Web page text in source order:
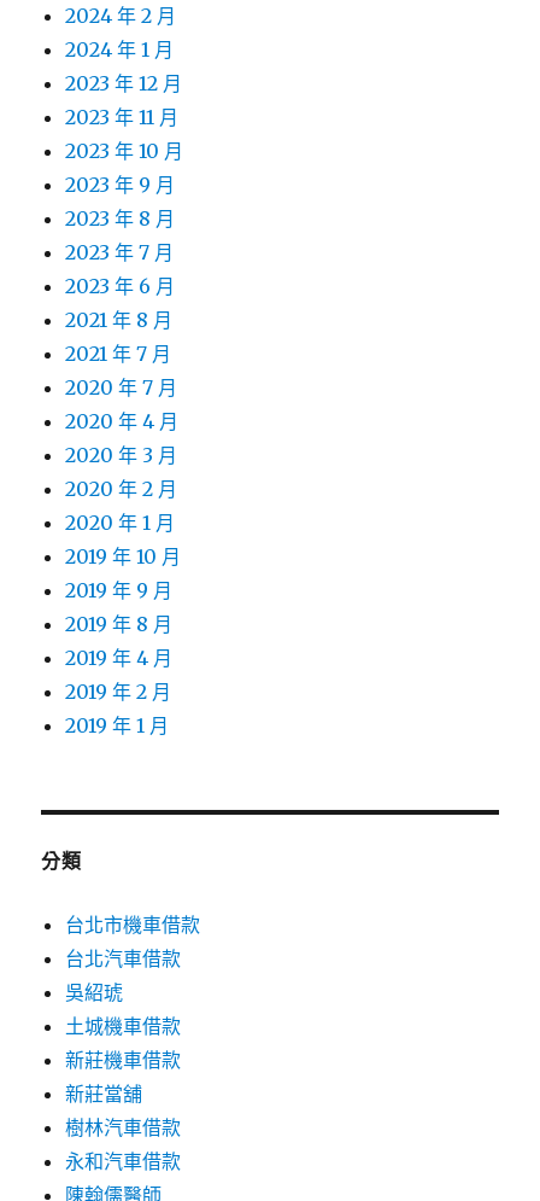
2024 年 2 月
2024 年 1 月
2023 年 12 月
2023 年 11 月
2023 年 10 月
2023 年 9 月
2023 年 8 月
2023 年 7 月
2023 年 6 月
2021 年 8 月
2021 年 7 月
2020 年 7 月
2020 年 4 月
2020 年 3 月
2020 年 2 月
2020 年 1 月
2019 年 10 月
2019 年 9 月
2019 年 8 月
2019 年 4 月
2019 年 2 月
2019 年 1 月
分類
台北市機車借款
台北汽車借款
吳紹琥
土城機車借款
新莊機車借款
新莊當舖
樹林汽車借款
永和汽車借款
陳翰儒醫師